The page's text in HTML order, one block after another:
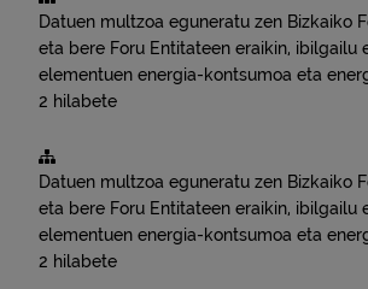
Datuen multzoa eguneratu zen Bizkaiko
eta bere Foru Entitateen eraikin, ibilgailu
elementuen energia-kontsumoa eta
2 hilabete
Datuen multzoa eguneratu zen Bizkaiko
eta bere Foru Entitateen eraikin, ibilgailu
elementuen energia-kontsumoa eta
2 hilabete